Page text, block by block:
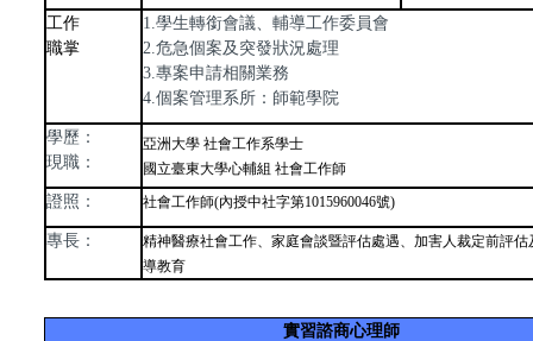
工作
職掌
1.學生轉銜會議、輔導工作委員會
2.危急個案及突發狀況處理
3.專案申請相關業務
4.個案管理系所：師範學院
學歷：
現職：
亞洲大學 社會工作系學士
國立臺東大學心輔組 社會工作師
證照： 社會工作師(內授中社字第1015960046號)
專長：
精神醫療社會工作、家庭會談暨評估處遇、加害人裁定前評估
導教育
實習諮商心理師